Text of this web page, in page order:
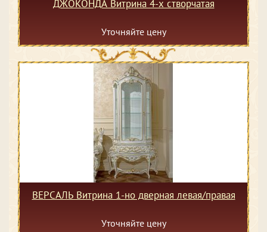
ДЖОКОНДА Витрина 4-х створчатая
Уточняйте цену
ВЕРСАЛЬ Витрина 1-но дверная левая/правая
Уточняйте цену